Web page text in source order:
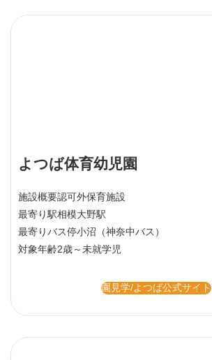
よつば体育幼児園
施設概要認可外保育施設
最寄り駅相模大野駅
最寄りバス停小沼（神奈中バス）
対象年齢2歳～未就学児
園見学/よつば公式サイト